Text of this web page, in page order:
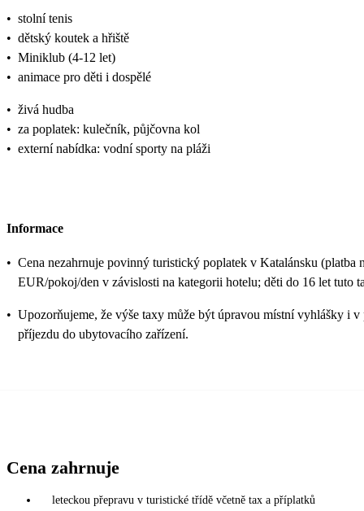
• stolní tenis
• dětský koutek a hřiště
• Miniklub (4-12 let)
• animace pro děti i dospělé
• živá hudba
• za poplatek: kulečník, půjčovna kol
• externí nabídka: vodní sporty na pláži
Informace
• Cena nezahrnuje povinný turistický poplatek v Katalánsku
EUR/pokoj/den v závislosti na kategorii hotelu; děti do 16 let tuto
• Upozorňujeme, že výše taxy může být úpravou místní vyhlášky i
příjezdu do ubytovacího zařízení.
Cena zahrnuje
leteckou přepravu v turistické třídě včetně tax a příplatků